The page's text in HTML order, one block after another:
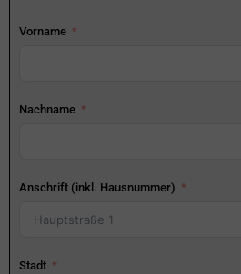
Vorname
Nachname
Anschrift (inkl. Hausnummer)
Stadt